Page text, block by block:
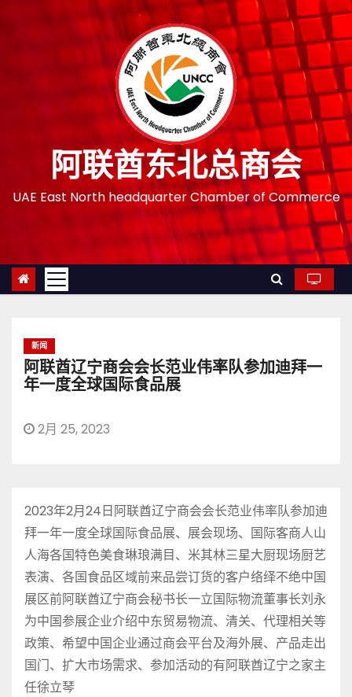
阿联酋东北总商会
UAE East North headquarter Chamber of Commerce
新闻
阿联酋辽宁商会会长范业伟率队参加迪拜一
年一度全球国际食品展
2月 25, 2023
2023年2月24日阿联酋辽宁商会会长范业伟率队参加迪
拜一年一度全球国际食品展、展会现场、国际客商人山
人海各国特色美食琳琅满目、米其林三星大厨现场厨艺
表演、各国食品区域前来品尝订货的客户络绎不绝中国
展区前阿联酋辽宁商会秘书长一立国际物流董事长刘永
为中国参展企业介绍中东贸易物流、清关、代理相关等
政策、希望中国企业通过商会平台及海外展、产品走出
国门、扩大市场需求、参加活动的有阿联酋辽宁之家主
任徐立琴